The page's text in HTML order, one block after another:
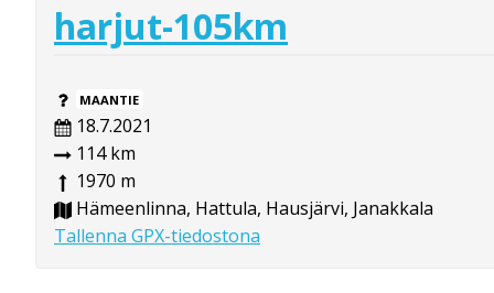
harjut-105km
MAANTIE
18.7.2021
114 km
1970 m
Hämeenlinna, Hattula, Hausjärvi, Janakkala
Tallenna GPX-tiedostona